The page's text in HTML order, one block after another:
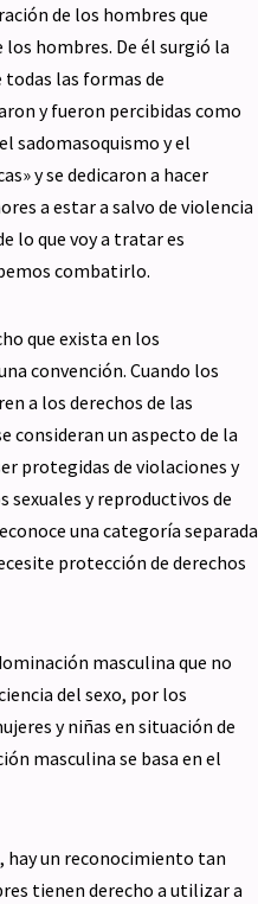
de los hombres que
los hombres. De él surgió la
las formas de
y fueron percibidas como
sadomasoquismo y el
y se dedicaron a hacer
a estar a salvo de violencia
lo que voy a tratar es
combatirlo.
que exista en los
convención. Cuando los
a los derechos de las
consideran un aspecto de la
protegidas de violaciones y
y reproductivos de
una categoría separada
protección de derechos
masculina que no
del sexo, por los
y niñas en situación de
masculina se basa en el
hay un reconocimiento tan
tienen derecho a utilizar a